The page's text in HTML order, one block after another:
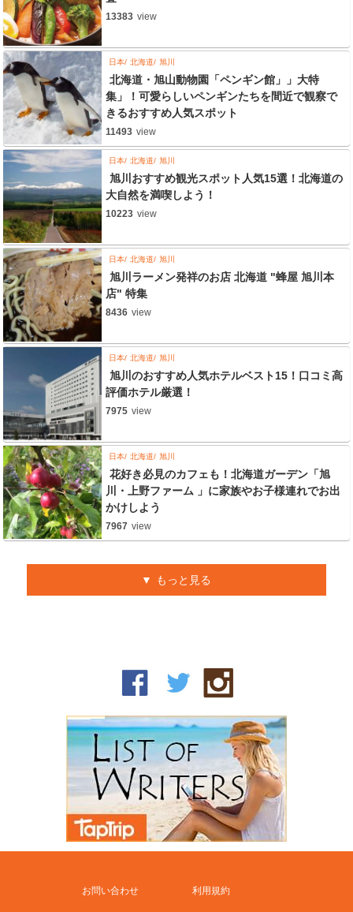
13383 view
日本 北海道 旭川
北海道・旭山動物園「ペンギン館」」大特
集」！可愛らしいペンギンたちを間近で観察で
きるおすすめ人気スポット
11493 view
日本 北海道 旭川
旭川おすすめ観光スポット人気15選！北海道の
大自然を満喫しよう！
10223 view
日本 北海道 旭川
旭川ラーメン発祥のお店 北海道 "蜂屋 旭川本
店" 特集
8436 view
日本 北海道 旭川
旭川のおすすめ人気ホテルベスト15！口コミ高
評価ホテル厳選！
7975 view
日本 北海道 旭川
花好き必見のカフェも！北海道ガーデン「旭
川・上野ファーム 」に家族やお子様連れでお出
かけしよう
7967 view
もっと見る
お問い合わせ 利用規約